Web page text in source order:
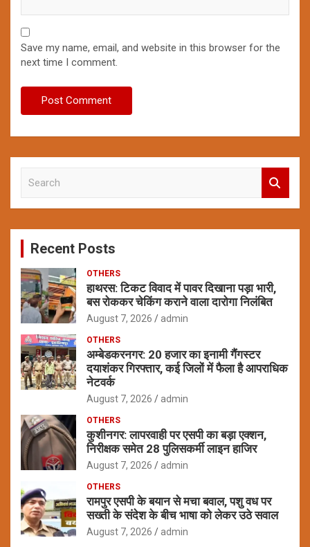
Save my name, email, and website in this browser for the
next time I comment.
c
Recent Posts
OTHERS
हाथरस: टिकट विवाद में पावर दिखाना पड़ा भारी,
बस रोककर चेकिंग कराने वाला दारोगा निलंबित
August 7, 2026 admin
OTHERS
अम्बेडकरनगर: 20 हजार का इनामी गैंगस्टर
दयाशंकर गिरफ्तार, कई जिलों में फैला है आपराधिक
नेटवर्क
August 7, 2026 admin
OTHERS
कुशीनगर: लापरवाही पर एसपी का बड़ा एक्शन,
निरीक्षक समेत 28 पुलिसकर्मी लाइन हाजिर
August 7, 2026 admin
OTHERS
रामपुर एसपी के बयान से मचा बवाल, पशु वध पर
सख्ती के संदेश के बीच भाषा को लेकर उठे सवाल
August 7, 2026 admin